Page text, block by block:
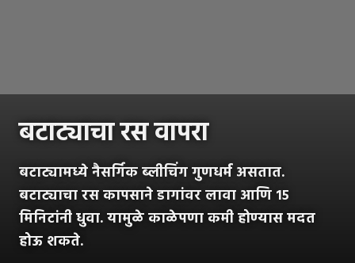
बटाट्याचा रस वापरा
बटाट्यामध्ये नैसर्गिक ब्लीचिंग गुणधर्म असतात.
बटाट्याचा रस कापसाने डागांवर लावा आणि १५
मिनिटांनी धुवा. यामुळे काळेपणा कमी होण्यास मदत
होऊ शकते.